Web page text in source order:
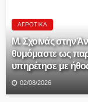
ΑΓΡΟΤΙΚΆ
Μ. Σχοινάς στην
θυμόμαστε ως
υπηρέτησε με
02/08/2026